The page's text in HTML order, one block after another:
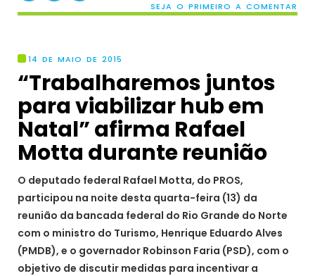
SEJA O PRIMEIRO A COMENTAR
14 DE MAIO DE 2015
“Trabalharemos juntos
para viabilizar hub em
Natal” afirma Rafael
Motta durante reunião
O deputado federal Rafael Motta, do PROS,
participou na noite desta quarta-feira (13) da
reunião da bancada federal do Rio Grande do Norte
com o ministro do Turismo, Henrique Eduardo Alves
(PMDB), e o governador Robinson Faria (PSD), com o
objetivo de discutir medidas para incentivar a